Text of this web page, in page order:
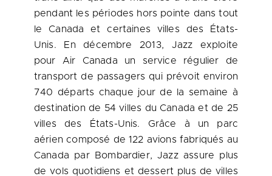
pendant les périodes hors pointe dans tout
leCanada et certaines villes des États-
Unis. En décembre 2013, Jazz exploite
pour Air Canada un service régulier de
transport de passagers qui prévoit environ
740 départs chaque jour de la semaine à
destination de 54 villes duCanada et de 25
villes des États-Unis. Grâce à un parc
aérien composé de 122 avions fabriqués au
Canada par Bombardier, Jazz assure plus
de vols quotidiens et dessert plus de villes